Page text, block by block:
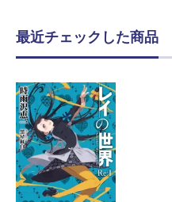
最近チェックした商品